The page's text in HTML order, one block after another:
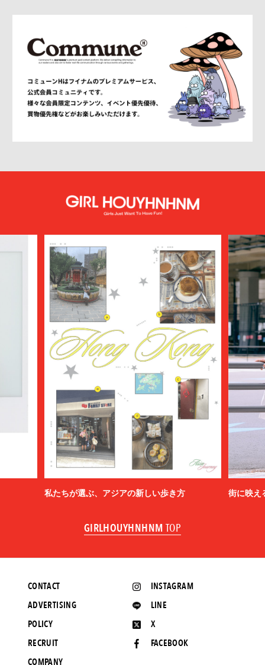
私たちが選ぶ、アジアの新しい歩き方 街に映え
GIRLHOUYHNHNM TOP
INSTAGRAM
LINE
X
FACEBOOK
CONTACT
ADVERTISING
POLICY
RECRUIT
COMPANY